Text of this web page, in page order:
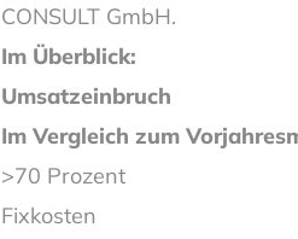
CONSULT GmbH.
Im Überblick:
Umsatzeinbruch
Im Vergleich zum
>70 Prozent 90
Fixkosten